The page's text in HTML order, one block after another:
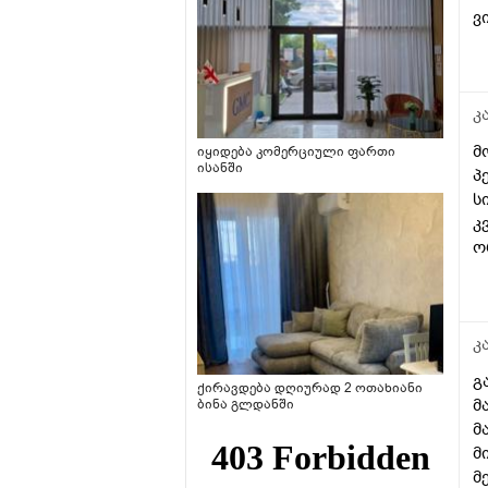
იყიდება კომერციული ფართი
ისანში
ქირავდება დღიურად 2 ოთახიანი
ბინა გლდანში